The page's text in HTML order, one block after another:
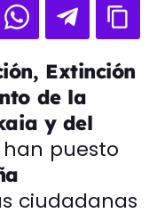
Extinción
de la
y del
puesto
ciudadanas